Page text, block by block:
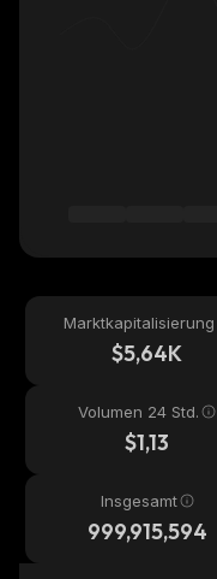
Marktkapitalisierung
$5,64K
Volumen 24 Std.
$1,13
Insgesamt
999,915,594